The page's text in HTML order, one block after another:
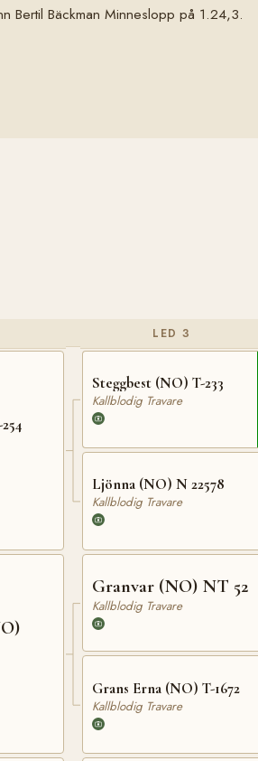
Bertil Bäckman Minneslopp på 1.24,3.
LED 3
Steggbest (NO) T-233
Kallblodig Travare
Ljönna (NO) N 22578
Kallblodig Travare
Granvar (NO) NT 52
Kallblodig Travare
Grans Erna (NO) T-1672
Kallblodig Travare